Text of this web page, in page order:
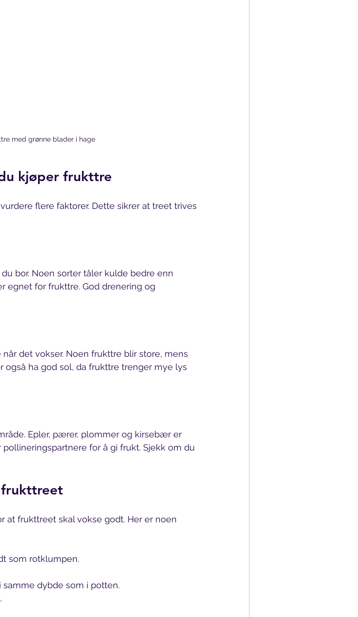
med grønne blader i hage
kjøper frukttre
flere faktorer. Dette sikrer at treet trives
bor. Noen sorter tåler kulde bedre enn
egnet for frukttre. God drenering og
det vokser. Noen frukttre blir store, mens
også ha god sol, da frukttre trenger mye lys
Epler, pærer, plommer og kirsebær er
for å gi frukt. Sjekk om du
frukttreet
at frukttreet skal vokse godt. Her er noen
som rotklumpen.
dybde som i potten.